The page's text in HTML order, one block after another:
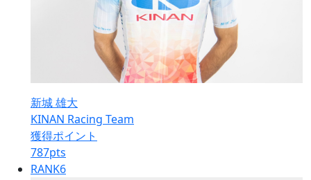
新城 雄大
KINAN Racing Team
獲得ポイント
787pts
RANK6